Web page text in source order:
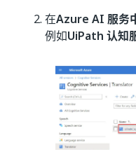
在Azure AI 服务
例如UiPath 认知